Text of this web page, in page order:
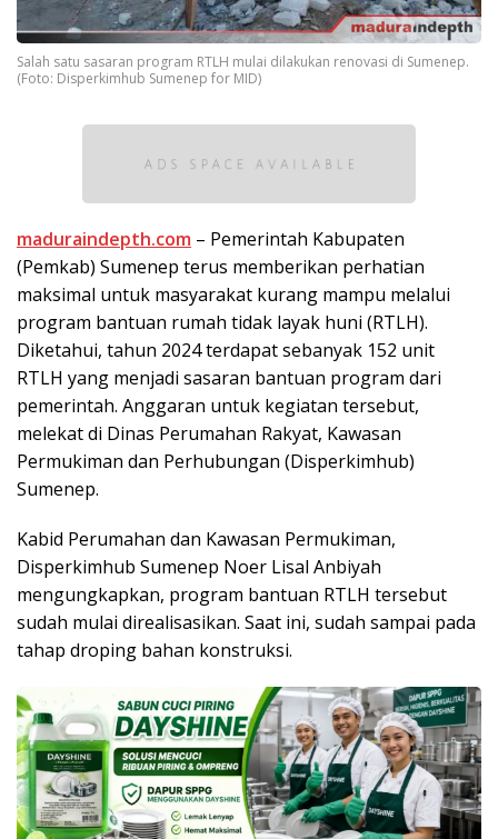
Salah satu sasaran program RTLH mulai dilakukan renovasi di Sumenep.
(Foto: Disperkimhub Sumenep for MID)
maduraindepth.com – Pemerintah Kabupaten
(Pemkab) Sumenep terus memberikan perhatian
maksimal untuk masyarakat kurang mampu melalui
program bantuan rumah tidak layak huni (RTLH).
Diketahui, tahun 2024 terdapat sebanyak 152 unit
RTLH yang menjadi sasaran bantuan program dari
pemerintah. Anggaran untuk kegiatan tersebut,
melekat di Dinas Perumahan Rakyat, Kawasan
Permukiman dan Perhubungan (Disperkimhub)
Sumenep.
Kabid Perumahan dan Kawasan Permukiman,
Disperkimhub Sumenep Noer Lisal Anbiyah
mengungkapkan, program bantuan RTLH tersebut
sudah mulai direalisasikan. Saat ini, sudah sampai pada
tahap droping bahan konstruksi.